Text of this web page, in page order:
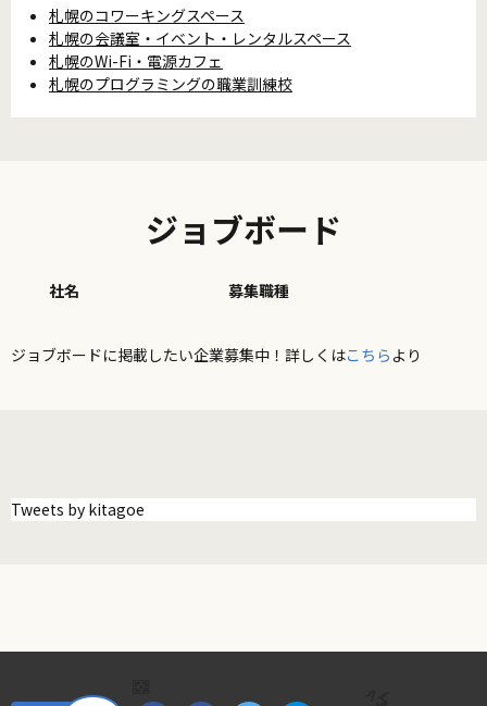
札幌のコワーキングスペース
札幌の会議室・イベント・レンタルスペース
札幌のWi-Fi・電源カフェ
札幌のプログラミングの職業訓練校
ジョブボード
社名 募集職種
ジョブボードに掲載したい企業募集中！詳しくはこちら より
Tweets by kitagoe